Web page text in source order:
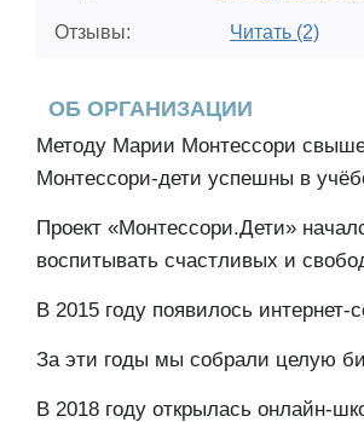
Отзывы: Читать (2)
ОБ ОРГАНИЗАЦИИ
Методу Марии Монтессори
Монтессори-дети успешны в
Проект «Монтессори.Дети»
воспитывать счастливых и
В 2015 году появилось
За эти годы мы собрали целую
В 2018 году открылась онлайн-